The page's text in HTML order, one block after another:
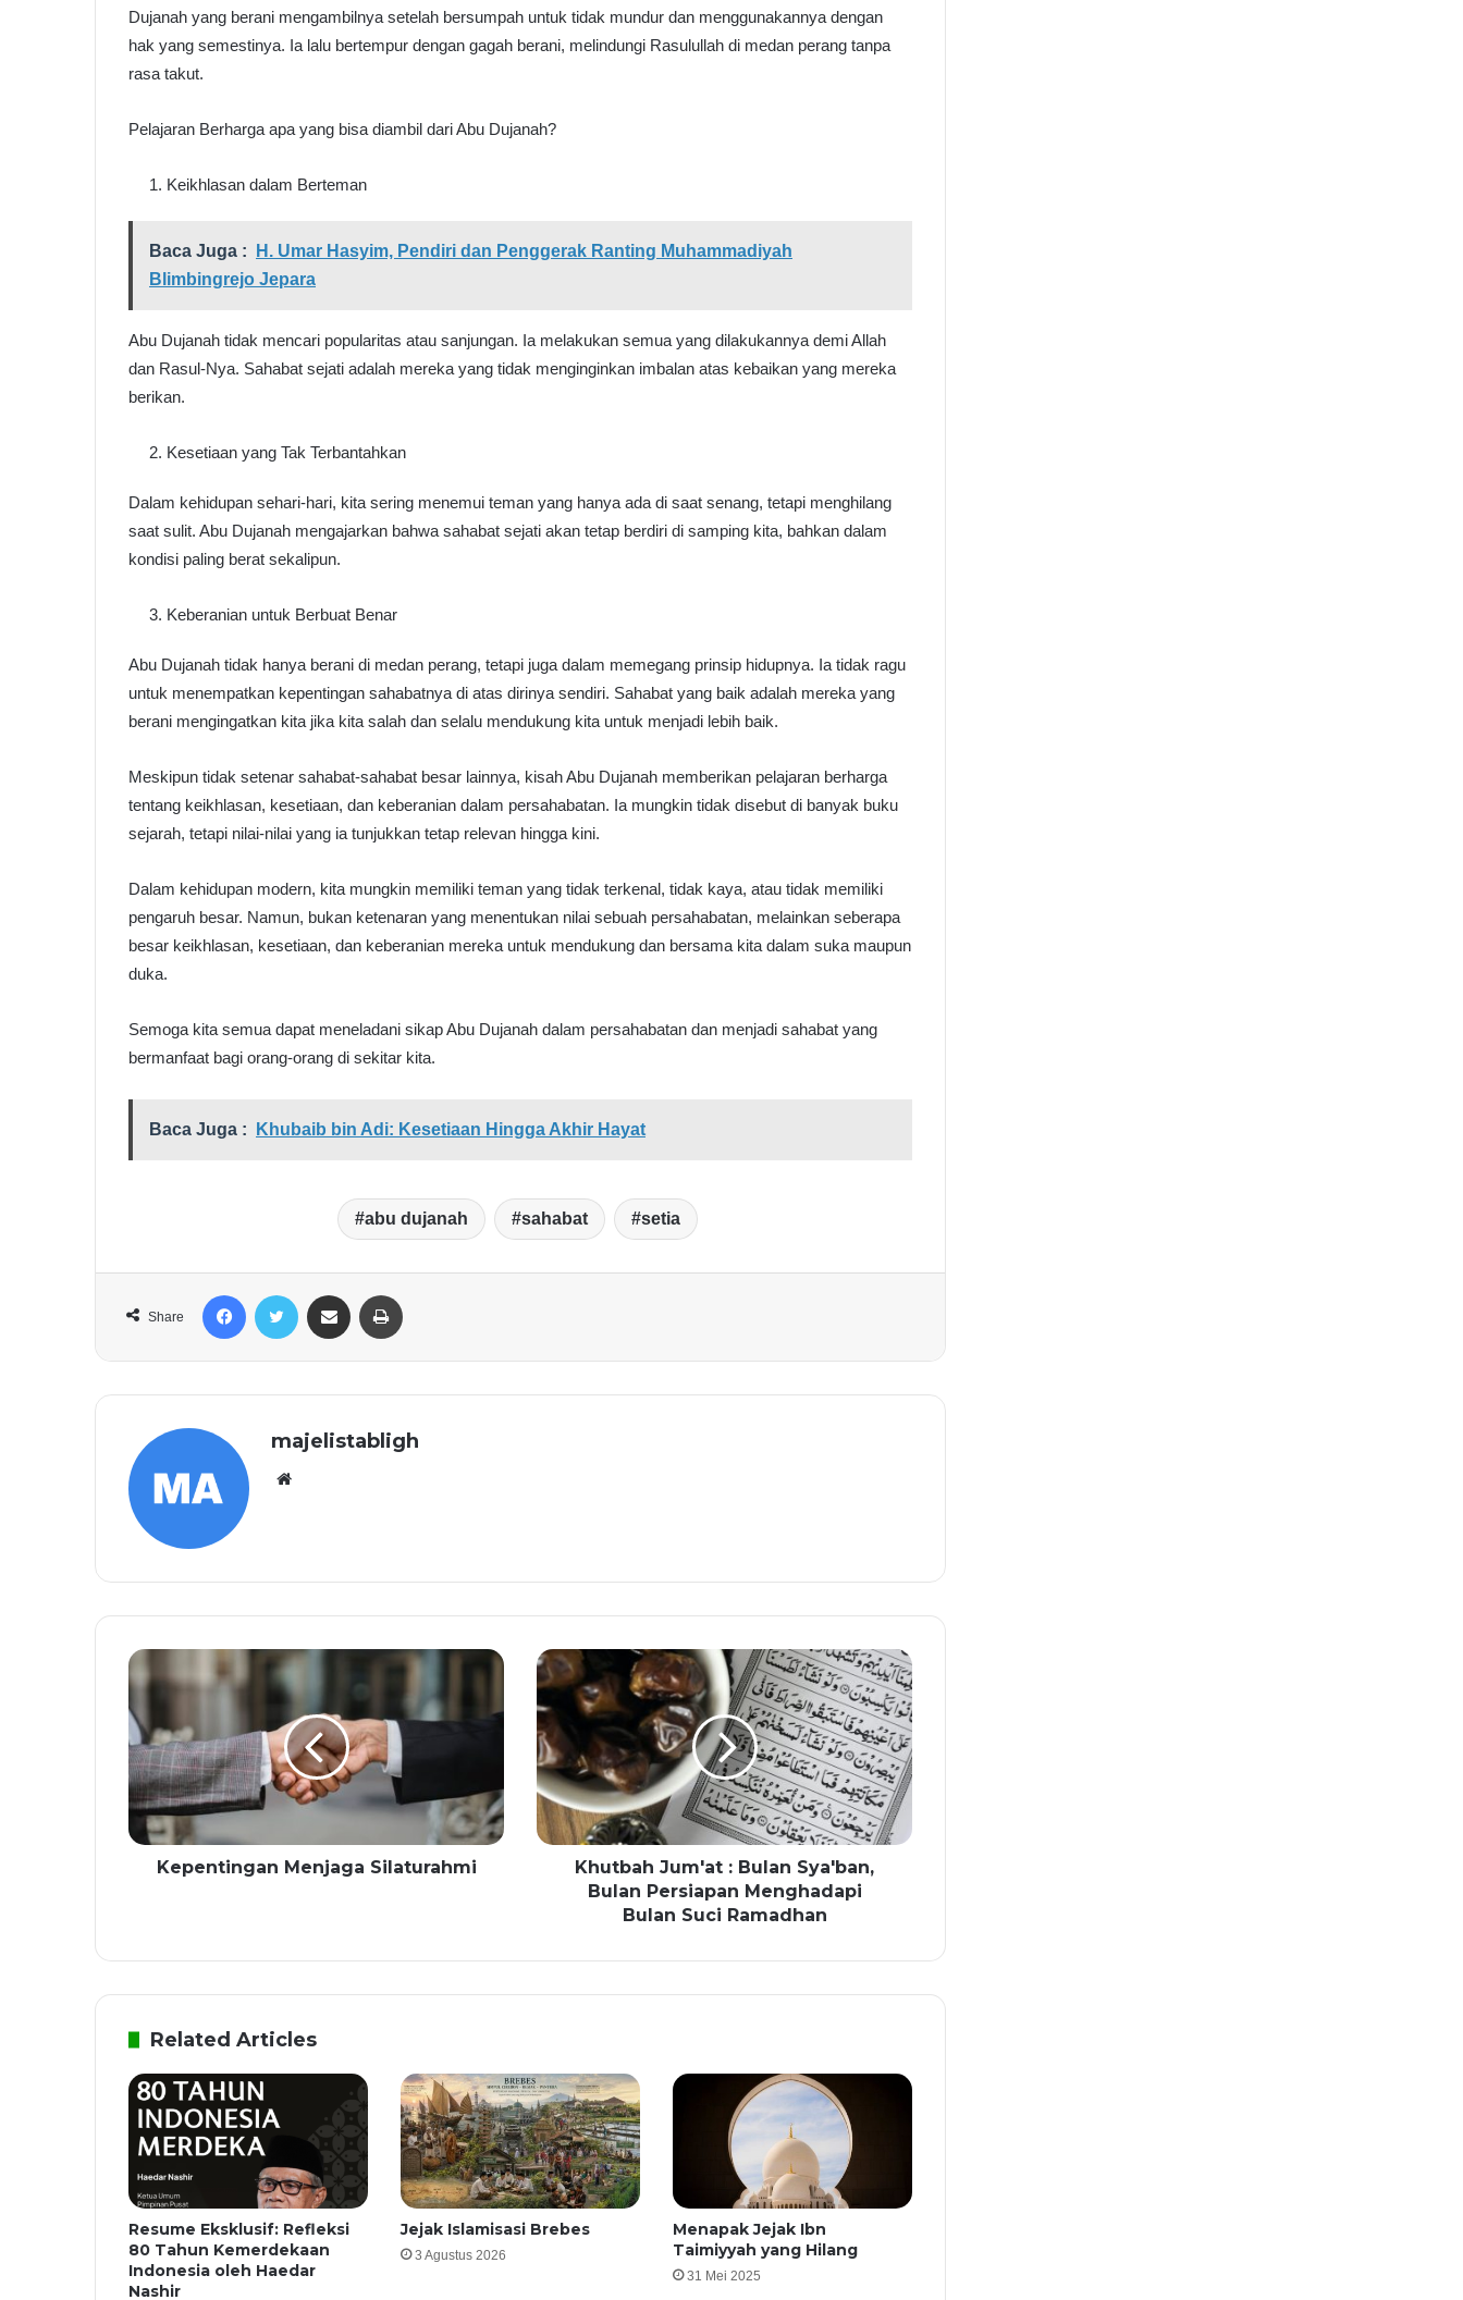
Dujanah yang berani mengambilnya setelah bersumpah untuk tidak mundur dan menggunakannya dengan
hak yang semestinya. Ia lalu bertempur dengan gagah berani, melindungi Rasulullah di medan perang tanpa
rasa takut.
Pelajaran Berharga apa yang bisa diambil dari Abu Dujanah?
Keikhlasan dalam Berteman
Baca Juga :
H. Umar Hasyim, Pendiri dan Penggerak Ranting Muhammadiyah
Blimbingrejo Jepara
Abu Dujanah tidak mencari popularitas atau sanjungan. Ia melakukan semua yang dilakukannya demi Allah
dan Rasul-Nya. Sahabat sejati adalah mereka yang tidak menginginkan imbalan atas kebaikan yang mereka
berikan.
Kesetiaan yang Tak Terbantahkan
Dalam kehidupan sehari-hari, kita sering menemui teman yang hanya ada di saat senang, tetapi menghilang
saat sulit. Abu Dujanah mengajarkan bahwa sahabat sejati akan tetap berdiri di samping kita, bahkan dalam
kondisi paling berat sekalipun.
Keberanian untuk Berbuat Benar
Abu Dujanah tidak hanya berani di medan perang, tetapi juga dalam memegang prinsip hidupnya. Ia tidak ragu
untuk menempatkan kepentingan sahabatnya di atas dirinya sendiri. Sahabat yang baik adalah mereka yang
berani mengingatkan kita jika kita salah dan selalu mendukung kita untuk menjadi lebih baik.
Meskipun tidak setenar sahabat-sahabat besar lainnya, kisah Abu Dujanah memberikan pelajaran berharga
tentang keikhlasan, kesetiaan, dan keberanian dalam persahabatan. Ia mungkin tidak disebut di banyak buku
sejarah, tetapi nilai-nilai yang ia tunjukkan tetap relevan hingga kini.
Dalam kehidupan modern, kita mungkin memiliki teman yang tidak terkenal, tidak kaya, atau tidak memiliki
pengaruh besar. Namun, bukan ketenaran yang menentukan nilai sebuah persahabatan, melainkan seberapa
besar keikhlasan, kesetiaan, dan keberanian mereka untuk mendukung dan bersama kita dalam suka maupun
duka.
Semoga kita semua dapat meneladani sikap Abu Dujanah dalam persahabatan dan menjadi sahabat yang
bermanfaat bagi orang-orang di sekitar kita.
Baca Juga : Khubaib bin Adi: Kesetiaan Hingga Akhir Hayat
abu dujanah sahabat setia
Share
Facebook Twitter Share via Email
majelistabligh
Kepentingan Menjaga Silaturahmi
Khutbah Jum'at : Bulan Sya'ban,
Bulan Persiapan Menghadapi
Bulan Suci Ramadhan
Related Articles
Resume Eksklusif: Refleksi
80 Tahun Kemerdekaan
Indonesia oleh Haedar
Nashir
Jejak Islamisasi Brebes
3 Agustus 2026
Menapak Jejak Ibn
Taimiyyah yang Hilang
31 Mei 2025